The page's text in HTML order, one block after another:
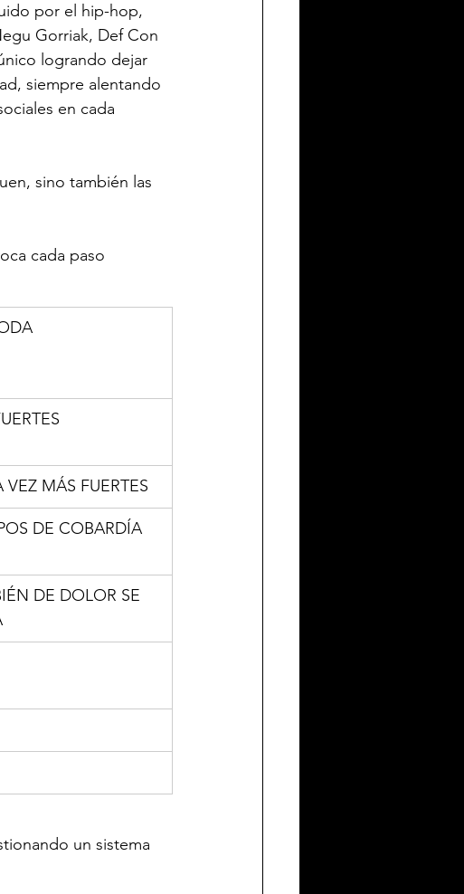
por el hip-hop,
Gorriak, Def Con
logrando dejar
siempre alentando
en cada
sino también las
cada paso
VEZ MÁS FUERTES
DE COBARDÍA
DE DOLOR SE
un sistema